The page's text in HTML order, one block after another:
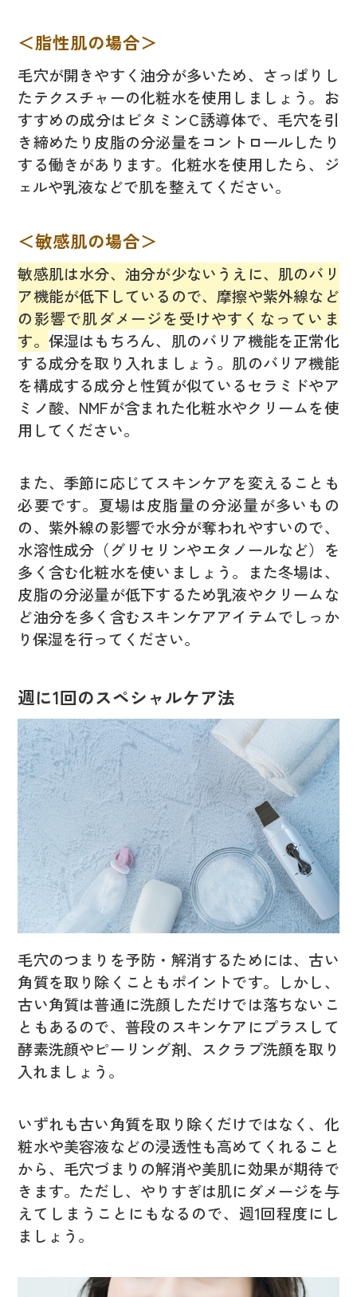
＜脂性肌の場合＞
毛穴が開きやすく油分が多いため、さっぱりし
たテクスチャーの化粧水を使用しましょう。お
すすめの成分はビタミンC誘導体で、毛穴を引
き締めたり皮脂の分泌量をコントロールしたり
する働きがあります。化粧水を使用したら、ジ
ェルや乳液などで肌を整えてください。
＜敏感肌の場合＞
敏感肌は水分、油分が少ないうえに、肌のバリ
ア機能が低下しているので、摩擦や紫外線など
の影響で肌ダメージを受けやすくなっていま
す。 保湿はもちろん、肌のバリア機能を正常化
する成分を取り入れましょう。肌のバリア機能
を構成する成分と性質が似ているセラミドやア
ミノ酸、NMFが含まれた化粧水やクリームを使
用してください。
また、季節に応じてスキンケアを変えることも
必要です。夏場は皮脂量の分泌量が多いもの
の、紫外線の影響で水分が奪われやすいので、
水溶性成分（グリセリンやエタノールなど）を
多く含む化粧水を使いましょう。また冬場は、
皮脂の分泌量が低下するため乳液やクリームな
ど油分を多く含むスキンケアアイテムでしっか
り保湿を行ってください。
週に1回のスペシャルケア法
毛穴のつまりを予防・解消するためには、古い
角質を取り除くこともポイントです。しかし、
古い角質は普通に洗顔しただけでは落ちないこ
ともあるので、普段のスキンケアにプラスして
酵素洗顔やピーリング剤、スクラブ洗顔を取り
入れましょう。
いずれも古い角質を取り除くだけではなく、化
粧水や美容液などの浸透性も高めてくれること
から、毛穴づまりの解消や美肌に効果が期待で
きます。ただし、やりすぎは肌にダメージを与
えてしまうことにもなるので、週1回程度にし
ましょう。